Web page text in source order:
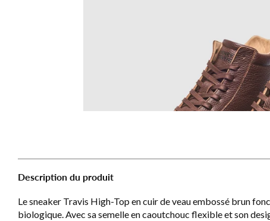
Description du produit
Le sneaker Travis High-Top en cuir de veau embossé brun
biologique. Avec sa semelle en caoutchouc flexible et son